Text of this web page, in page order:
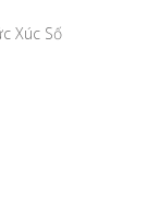
Xúc Số